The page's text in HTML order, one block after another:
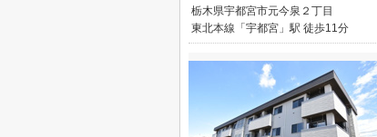
栃木県宇都宮市元今泉２丁目
東北本線「宇都宮」駅 徒歩11分